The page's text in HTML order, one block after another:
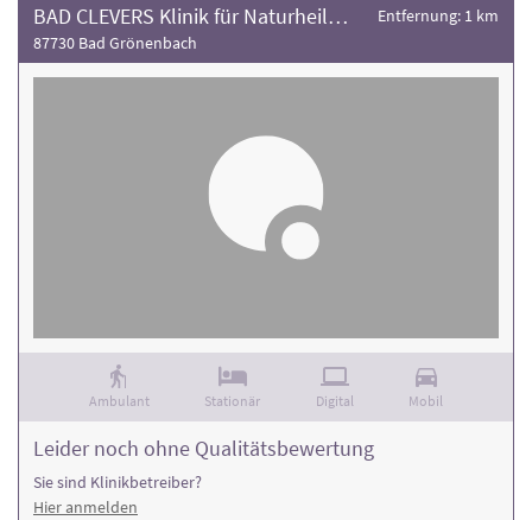
BAD CLEVERS Klinik für Naturheilverfahren
87730 Bad Grönenbach
Entfernung: 1 km
Ambulant Stationär Digital Mobil
Leider noch ohne Qualitätsbewertung
Sie sind Klinikbetreiber?
Hier anmelden